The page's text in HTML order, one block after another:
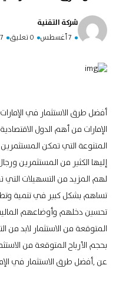
شركة التقنية
7 أغسطس 0 تعليق
أفضل طرق الاستثمار في
الإمارات من أهم الدول
المتنوعة التي تمكن
إليها الكثير من المستثمرين
لهم المزيد من التسهيلات التي
تساهم بشكل كبير في تنمية
تحسين دخلهم وأوضاعهم
المتوقعة من الاستثمار لابد من
بحجم الأرباح المتوقعة من
عن ,أفضل طرق الاستثمار في